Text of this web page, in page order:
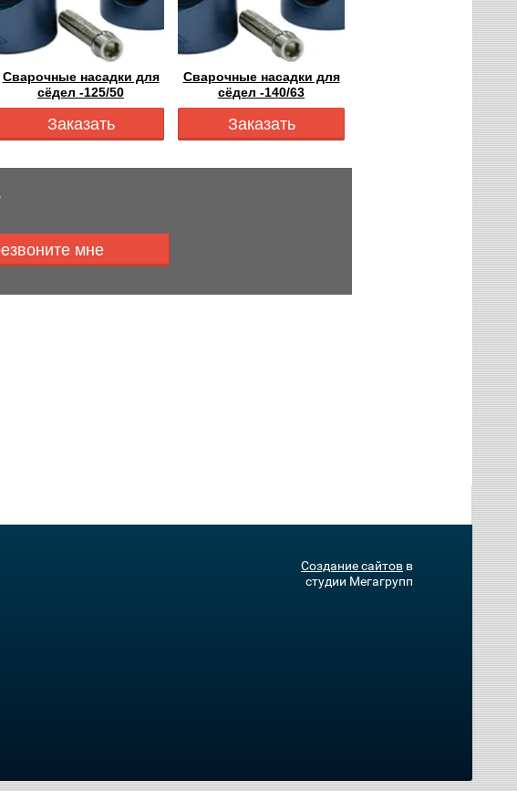
Сварочные насадки для
сёдел -125/50
Заказать
Сварочные насадки для
сёдел -140/63
Заказать
мне
Создание сайтов в
студии Мегагрупп